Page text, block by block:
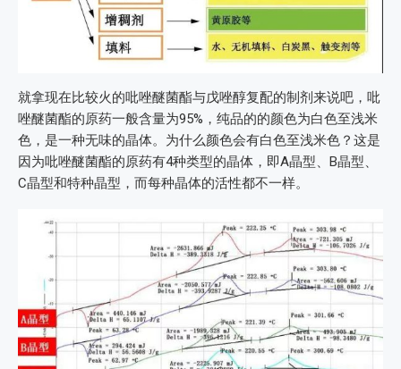
就拿现在比较火的吡唑醚菌酯与戊唑醇复配的制剂来说吧，吡
唑醚菌酯的原药一般含量为95%，纯品的的颜色为白色至浅米
色，是一种无味的晶体。为什么颜色会有白色至浅米色？这是
因为吡唑醚菌酯的原药有4种类型的晶体，即A晶型、B晶型、
C晶型和特种晶型，而每种晶体的活性都不一样。